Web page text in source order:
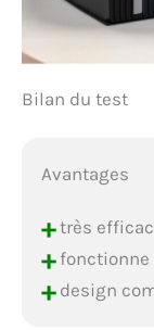
Bilan du test
Avantages
+très
+fonctionne
+design